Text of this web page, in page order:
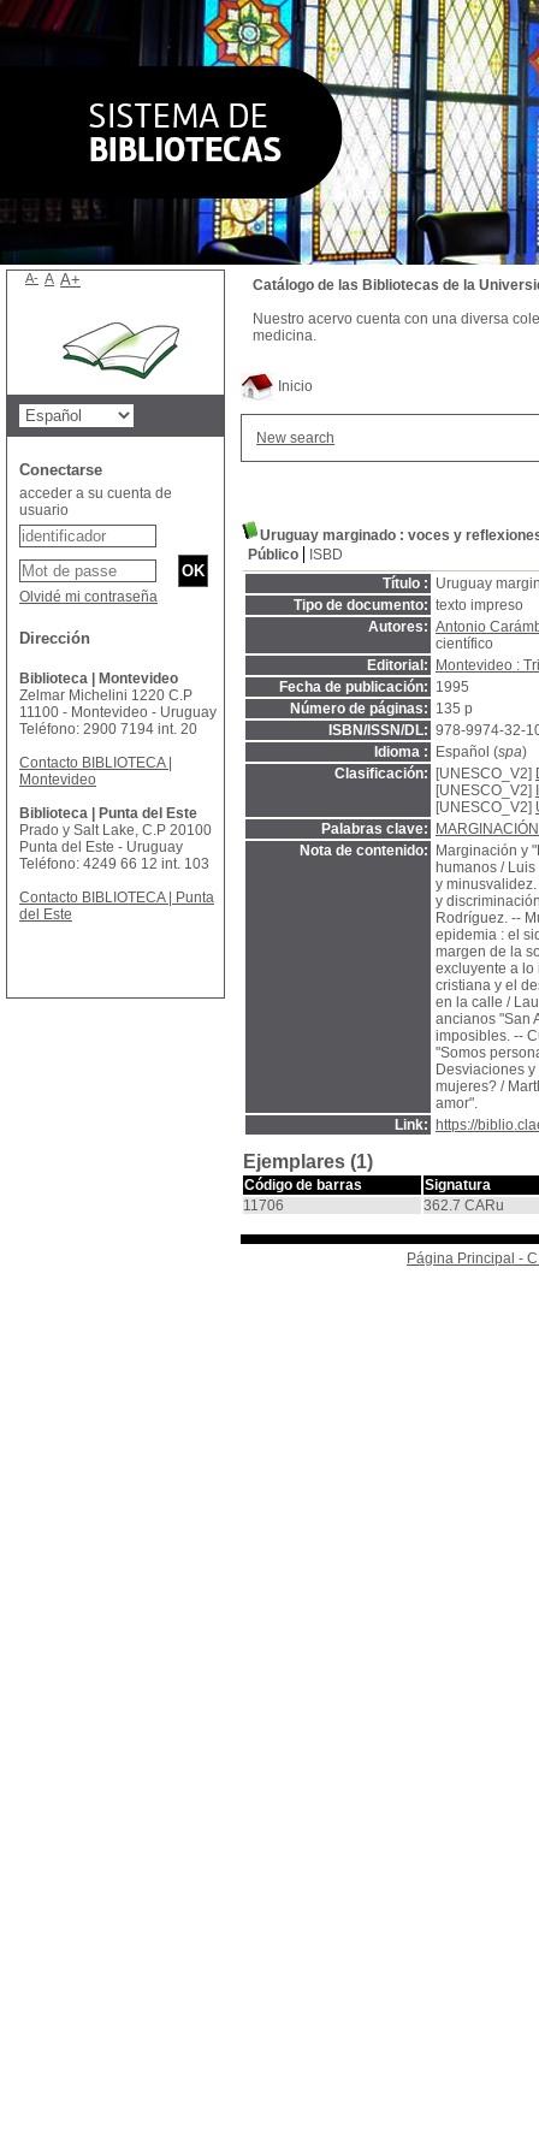
Inicio
New search
Uruguay marginado : voces y
Público
ISBD
Título : Uruguay
Tipo de documento: texto impreso
Autores: Antonio
científico
Editorial:
Montevideo :
Fecha de publicación: 1995
Número de páginas: 135 p
ISBN/ISSN/DL: 978-9974-32-
Idioma :
Español (spa)
Clasificación:
[UNESCO_V2]
[UNESCO_V2]
[UNESCO_V2]
Palabras clave:
MARGINACIÓN
Nota de contenido:
Marginación y
humanos /
y
y
Rodríguez. --
epidemia : el
margen de la
excluyente a lo
cristiana y el
en la calle /
ancianos "San
imposibles. --
"Somos
Desviaciones
mujeres? /
amor".
Link:
https://
Ejemplares (1)
Código de barras
Signatura
11706
362.7 CARu
Página Principal -
Catálogo de las Bibliotecas de la
Nuestro acervo cuenta con una diversa
medicina.
A- A A+
Conectarse
acceder a su cuenta de
usuario
Olvidé mi contraseña
Dirección
Biblioteca | Montevideo
Zelmar Michelini 1220 C.P
11100 - Montevideo - Uruguay
Teléfono: 2900 7194 int. 20
Contacto BIBLIOTECA |
Montevideo
Biblioteca | Punta del Este
Prado y Salt Lake, C.P 20100
Punta del Este - Uruguay
Teléfono: 4249 66 12 int. 103
Contacto BIBLIOTECA | Punta
del Este